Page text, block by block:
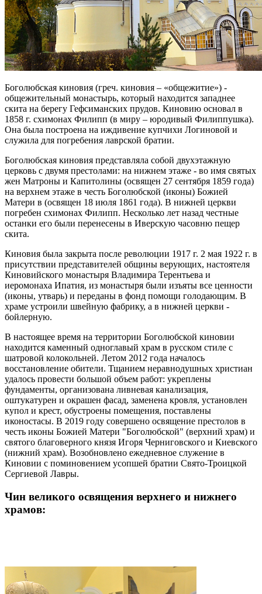
Боголюбская киновия (греч. киновия – «общежитие») -
общежительный монастырь, который находится западнее
скита на берегу Гефсиманских прудов. Киновию основал в
1858 г. схимонах Филипп (в миру – юродивый Филиппушка).
Она была построена на иждивение купчихи Логиновой и
служила для погребения лаврской братии.
Боголюбская киновия представляла собой двухэтажную
церковь с двумя престолами: на нижнем этаже - во имя святых
жен Матроны и Капитолины (освящен 27 сентября 1859 года)
на верхнем этаже в честь Боголюбской (иконы) Божией
Матери в (освящен 18 июля 1861 года). В нижней церкви
погребен схимонах Филипп. Несколько лет назад честные
останки его были перенесены в Иверскую часовню пещер
скита.
Киновия была закрыта после революции 1917 г. 2 мая 1922 г. в
присутствии представителей общины верующих, настоятеля
Киновийского монастыря Владимира Терентьева и
иеромонаха Ипатия, из монастыря были изъяты все ценности
(иконы, утварь) и переданы в фонд помощи голодающим. В
храме устроили швейную фабрику, а в нижней церкви -
бойлерную.
В настоящее время на территории Боголюбской киновии
находится каменный одноглавый храм в русском стиле с
шатровой колокольней. Летом 2012 года началось
восстановление обители. Тщанием неравнодушных христиан
удалось провести большой объем работ: укреплены
фундаменты, организована ливневая канализация,
оштукатурен и окрашен фасад, заменена кровля, установлен
купол и крест, обустроены помещения, поставлены
иконостасы. В 2019 году совершено освящение престолов в
честь иконы Божией Матери "Боголюбской" (верхний храм) и
святого благоверного князя Игоря Черниговского и Киевского
(нижний храм). Возобновлено ежедневное служение в
Киновии с поминовением усопшей братии Свято-Троицкой
Сергиевой Лавры.
Чин великого освящения верхнего и нижнего
храмов: